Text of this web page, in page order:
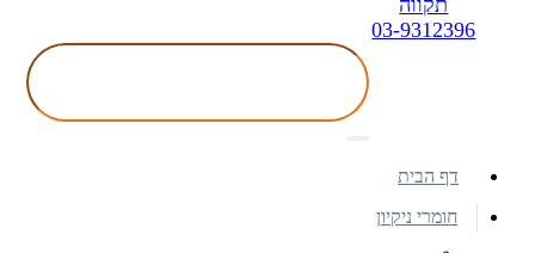
תקווה
03-9312396
דף הבית
חומרי ניקיון